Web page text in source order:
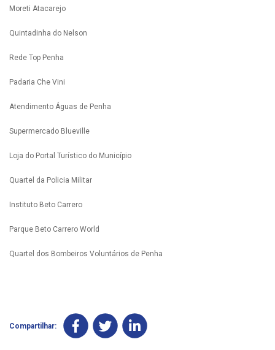
Moreti Atacarejo
Quintadinha do Nelson
Rede Top Penha
Padaria Che Vini
Atendimento Águas de Penha
Supermercado Blueville
Loja do Portal Turístico do Município
Quartel da Policia Militar
Instituto Beto Carrero
Parque Beto Carrero World
Quartel dos Bombeiros Voluntários de Penha
Compartilhar: